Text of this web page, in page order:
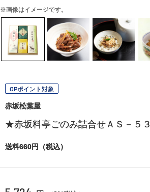
※画像はイメージです。
OPポイント対象
赤坂松葉屋
★赤坂料亭ごのみ詰合せＡＳ－５３
送料660円（税込）